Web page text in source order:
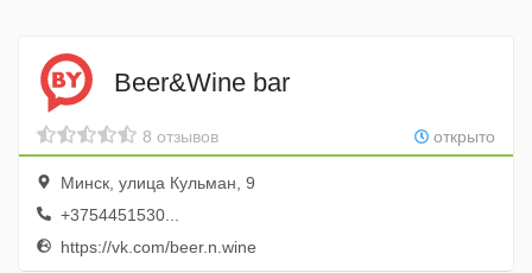
Beer&Wine bar
открыто
8 отзывов
Минск, улица Кульман, 9
+3754451530...
https://vk.com/beer.n.wine